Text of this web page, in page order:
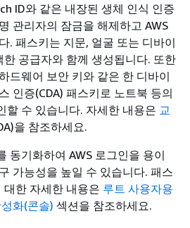
ID와 같은 내장된 생체 인식 인증
관리자의 잠금을 해제하고 AWS
. 패스키는 지문, 얼굴 또는 디바이
한 공급자와 함께 생성됩니다. 또한
드웨어 보안 키와 같은 한 디바이
인증(CDA) 패스키로 노트북 등의
할 수 있습니다. 자세한 내용은 교
을 참조하세요.
동기화하여 AWS 로그인을 용이
가능성을 높일 수 있습니다. 패스
대한 자세한 내용은 루트 사용자용
화(콘솔) 섹션을 참조하세요.